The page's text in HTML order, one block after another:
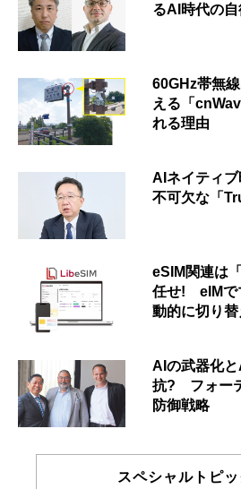
るAI時代の
60GHz帯無
える「
れる理由
AIネイティ
不可欠な「
eSIM関連は
任せ! eIMで
動的に切り替
AIの武器化
抗? フォー
防御戦略
スペシャルトピ